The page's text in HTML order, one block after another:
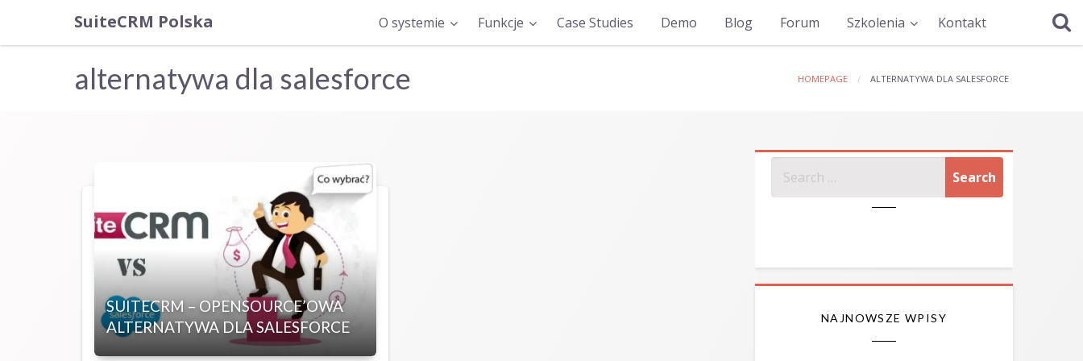
SuiteCRM Polska O systemie Funkcje Case Studies Demo Blog Forum Szkolenia Kontakt
alternatywa dla salesforce HOMEPAGE ALTERNATYWA DLA SALESFORCE
SUITECRM – OPENSOURCE’OWA
ALTERNATYWA DLA SALESFORCE
NAJNOWSZE WPISY